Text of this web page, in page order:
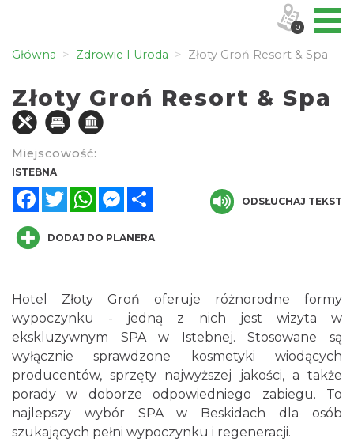
Główna Zdrowie I Uroda Złoty Groń Resort & Spa
Złoty Groń Resort & Spa
Miejscowość:
ISTEBNA
FacebookTwitterWhatsAppMessenger
ODSŁUCHAJ TEKST
DODAJ DO PLANERA
Hotel Złoty Groń oferuje różnorodne formy
wypoczynku - jedną z nich jest wizyta w
ekskluzywnym SPA w Istebnej. Stosowane są
wyłącznie sprawdzone kosmetyki wiodących
producentów, sprzęty najwyższej jakości, a także
porady w doborze odpowiedniego zabiegu. To
najlepszy wybór SPA w Beskidach dla osób
szukających pełni wypoczynku i regeneracji.
0